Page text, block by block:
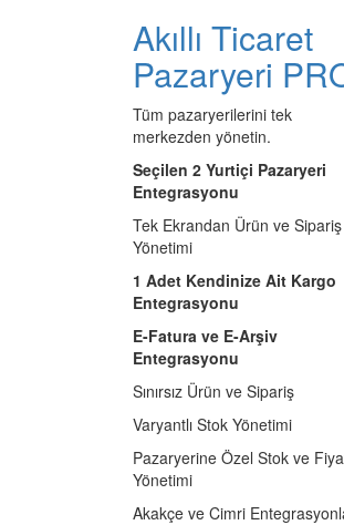
Akıllı Ticaret
Pazaryeri
Tüm pazaryerilerini tek
merkezden yönetin.
Seçilen 2 Yurtiçi Pazaryeri
Entegrasyonu
Tek Ekrandan Ürün ve Sipariş
Yönetimi
1 Adet Kendinize Ait Kargo
Entegrasyonu
E-Fatura ve E-Arşiv
Entegrasyonu
Sınırsız Ürün ve Sipariş
Varyantlı Stok Yönetimi
Pazaryerine Özel Stok ve
Yönetimi
Akakçe ve Cimri